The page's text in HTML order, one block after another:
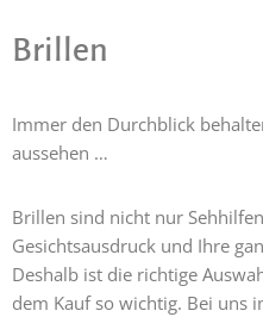
Brillen
Immer den Durchblick
aussehen …
Brillen sind nicht nur
Gesichtsausdruck und Ihre
Deshalb ist die richtige
dem Kauf so wichtig. Bei uns